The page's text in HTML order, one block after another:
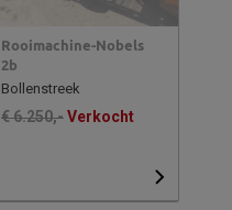
Rooimachine-Nobels
2b
Bollenstreek
€ 6.250,-Verkocht